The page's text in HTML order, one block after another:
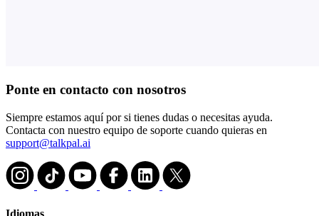
Ponte en contacto con nosotros
Siempre estamos aquí por si tienes dudas o necesitas ayuda.
Contacta con nuestro equipo de soporte cuando quieras en
support@talkpal.ai